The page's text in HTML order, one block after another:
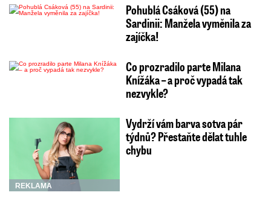
Pohublá Csáková (55) na
Sardinii: Manžela vyměnila za
zajíčka!
Co prozradilo parte Milana
Knížáka – a proč vypadá tak
nezvykle?
REKLAMA
Vydrží vám barva sotva pár
týdnů? Přestaňte dělat tuhle
chybu